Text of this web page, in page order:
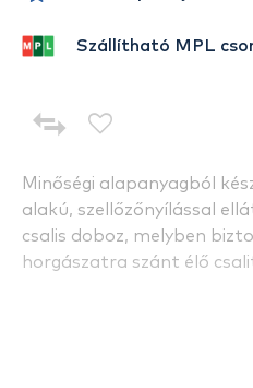
Minőségi alapanyagból
alakú, szellőzőnyílással
csalis doboz, melyben
horgászatra szánt élő
Szállítható MPL